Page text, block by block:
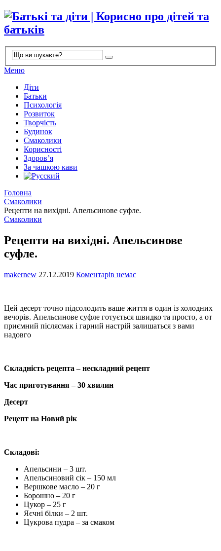
Меню
Діти
Батьки
Психологія
Розвиток
Творчість
Будинок
Смаколики
Корисності
Здоров’я
За чашкою кави
Головна
Смаколики
Рецепти на вихідні. Апельсинове суфле.
Смаколики
Рецепти на вихідні. Апельсинове
суфле.
makernew 27.12.2019 Коментарів немає
Цей десерт точно підсолодить ваше життя в один із холодних
вечорів. Апельсинове суфле готується швидко та просто, а от
приємний післясмак і гарний настрій залишаться з вами
надовго
Складність рецепта – нескладний рецепт
Час приготування – 30 хвилин
Десерт
Рецепт на Новий рік
Складові:
Апельсини – 3 шт.
Апельсиновий сік – 150 мл
Вершкове масло – 20 г
Борошно – 20 г
Цукор – 25 г
Яєчні білки – 2 шт.
Цукрова пудра – за смаком